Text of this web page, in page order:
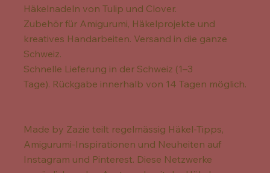
Häkelnadeln von Tulip und Clover.
Zubehör für Amigurumi, Häkelprojekte und
kreatives Handarbeiten. Versand in die ganze
Schweiz.
Schnelle Lieferung in der Schweiz (1–3
Tage). Rückgabe innerhalb von 14 Tagen möglich.
Made by Zazie teilt regelmässig Häkel-Tipps,
Amigurumi-Inspirationen und Neuheiten auf
Instagram und Pinterest. Diese Netzwerke